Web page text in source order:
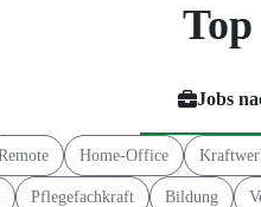
Jobs
Home-Office
Pflegefachkraft Bildung